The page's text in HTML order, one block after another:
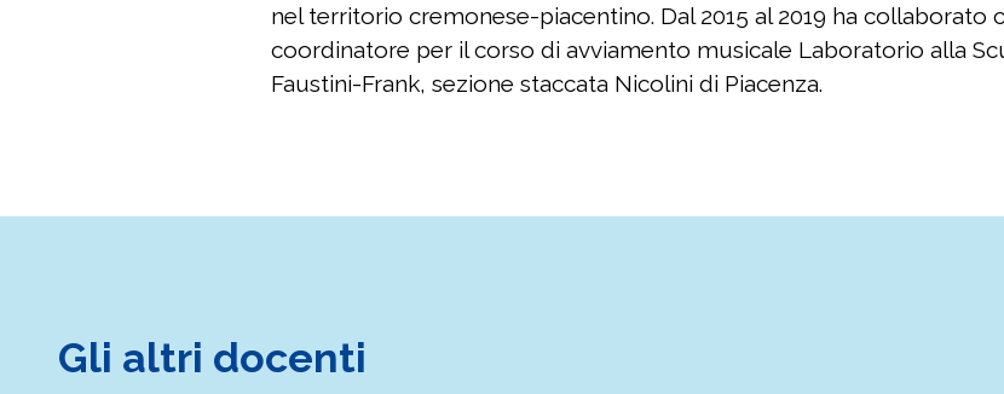
nel territorio cremonese-piacentino. Dal 2015 al 2019 ha
coordinatore per il corso di avviamento musicale Laboratorio alla
Faustini-Frank, sezione staccata Nicolini di Piacenza.
Gli altri docenti